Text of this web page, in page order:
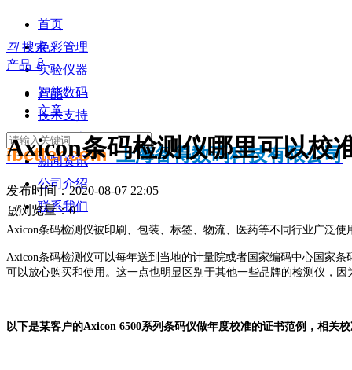
首页
色彩管理
实验仪器
智能数码
技术支持
知识分享
新闻资讯
公司介绍
联系我们
끠 搜索
产品 ꀁ
产品
文章
ibetter.com 上海备得数码科技有限公司
Axicon条码检测仪哪里可以校
发布时间：2020-08-07 22:05
넶浏览量：0
Axicon条码检测仪被印刷、包装、标签、物流、医药等不同行业广泛
Axicon条码检测仪可以每年送到当地的计量院或者国家编码中心国家
可以放心购买和使用。这一点也明显区别于其他一些品牌的检测仪，
以下是某客户的Axicon 6500系列条码仪做年度校准的证书范例，相关